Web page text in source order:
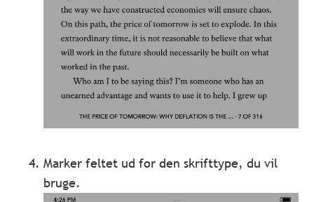
Marker feltet ud for den skrifttype, du vil
bruge.